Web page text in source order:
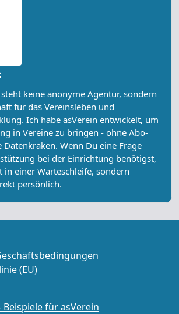
keine anonyme Agentur, sondern
für das Vereinsleben und
Ich habe asVerein entwickelt, um
in Vereine zu bringen - ohne Abo-
Datenkraken. Wenn Du eine Frage
bei der Einrichtung benötigst,
in einer Warteschleife, sondern
persönlich.
(EU)
Beispiele für asVerein